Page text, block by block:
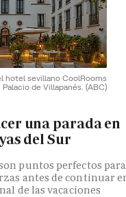
hotel sevillano CoolRooms
Palacio de Villapanés. (ABC)
una parada en
del Sur
puntos perfectos para
antes de continuar
de las vacaciones